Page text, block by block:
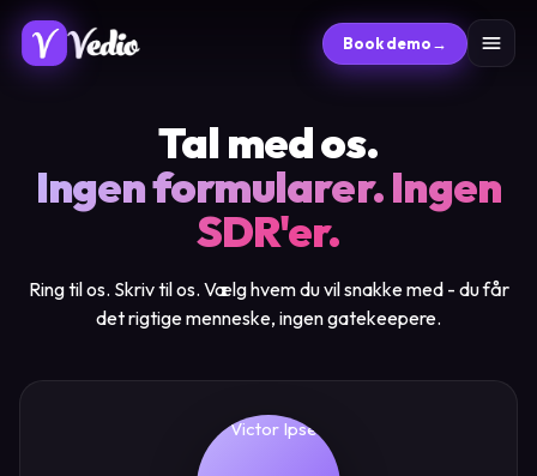
Book demo→
Tal med os.
Ingen formularer. Ingen
SDR'er.
Ring til os. Skriv til os. Vælg hvem du vil snakke med - du får
det rigtige menneske, ingen gatekeepere.